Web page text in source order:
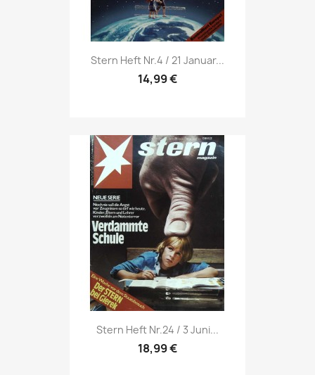
Vorschau
Stern Heft Nr.4 / 21 Januar...
14,99 €
Vorschau
Stern Heft Nr.24 / 3 Juni...
18,99 €